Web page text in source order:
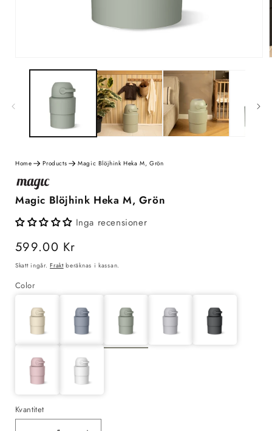
Home Products Magic Blöjhink Heka M, Grön
Magic Blöjhink Heka M, Grön
Inga recensioner
Ordinarie
pris
599.00 Kr
Skatt ingår.Fraktberäknas i kassan.
Color
Kvantitet